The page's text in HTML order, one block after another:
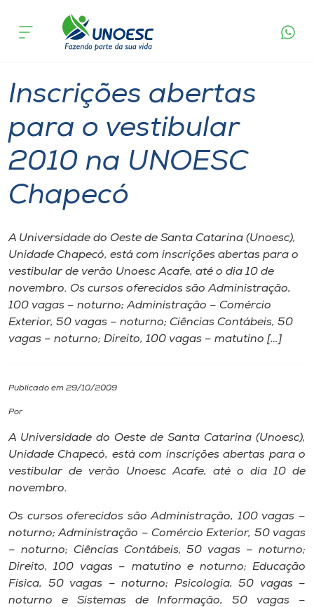
Cursos
Atendimento ao Estudante
Portal de Ensino
A
Internacionalização
I.nova
Diplomados
CPA
Biblioteca
Editora
Rádio
acontece
Inscrições abertas
para o vestibular
2010 na UNOESC
Chapecó
A Universidade do Oeste de Santa Catarina (Unoesc),
Unidade Chapecó, está com inscrições abertas para o
vestibular de verão Unoesc Acafe, até o dia 10 de
novembro. Os cursos oferecidos são Administração,
100 vagas – noturno; Administração – Comércio
Exterior, 50 vagas – noturno; Ciências Contábeis, 50
vagas – noturno; Direito, 100 vagas – matutino […]
Publicado em 29/10/2009
Por
A Universidade do Oeste de Santa Catarina (Unoesc),
Unidade Chapecó, está com inscrições abertas para o
vestibular de verão Unoesc Acafe, até o dia 10 de
novembro.
Os cursos oferecidos são Administração, 100 vagas –
noturno; Administração – Comércio Exterior, 50 vagas
– noturno; Ciências Contábeis, 50 vagas – noturno;
Direito, 100 vagas – matutino e noturno; Educação
Física, 50 vagas – noturno; Psicologia, 50 vagas –
noturno e Sistemas de Informação, 50 vagas –